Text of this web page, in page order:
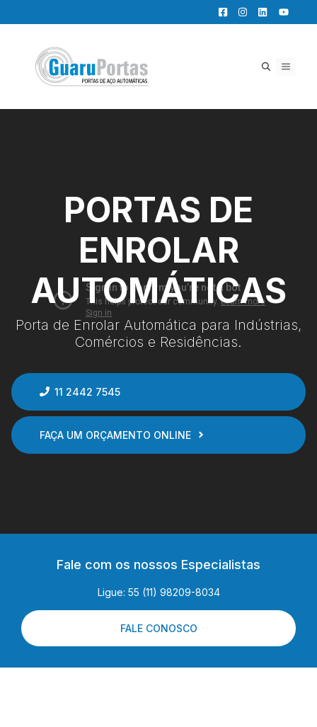
para
conteúdo
MENU
PORTAS DE
ENROLAR
AUTOMÁTICAS
Porta de Enrolar Automática para Indústrias,
Comércios e Residências.
11 2442 7545
FAÇA UM ORÇAMENTO ONLINE
Fale com os nossos Especialistas
Ligue: 55 (11) 98209-8034
FALE CONOSCO